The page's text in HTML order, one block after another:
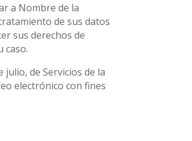
a Nombre de la
de sus datos
sus derechos de
caso.
julio, de Servicios de la
electrónico con fines